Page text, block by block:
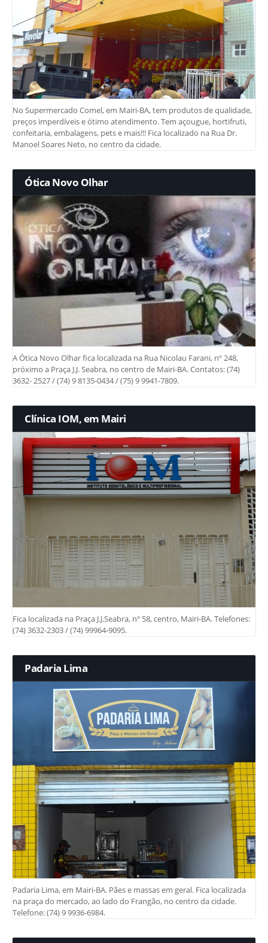
No Supermercado Comel, em Mairi-BA, tem produtos de qualidade,
preços imperdíveis e ótimo atendimento. Tem açougue, hortifruti,
confeitaria, embalagens, pets e mais!!! Fica localizado na Rua Dr.
Manoel Soares Neto, no centro da cidade.
Ótica Novo Olhar
A Ótica Novo Olhar fica localizada na Rua Nicolau Farani, nº 248,
próximo a Praça J.J. Seabra, no centro de Mairi-BA. Contatos: (74)
3632- 2527 / (74) 9 8135-0434 / (75) 9 9941-7809.
Clínica IOM, em Mairi
Fica localizada na Praça J.J.Seabra, nº 58, centro, Mairi-BA. Telefones:
(74) 3632-2303 / (74) 99964-9095.
Padaria Lima
Padaria Lima, em Mairi-BA. Pães e massas em geral. Fica localizada
na praça do mercado, ao lado do Frangão, no centro da cidade.
Telefone: (74) 9 9936-6984.